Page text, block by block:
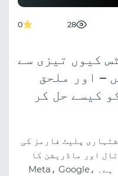
28
0
کیوں تیزی سے
– اور ملحق
کیسے حل کر
پلیٹ فارمز کی
اور ماڈریشن کا
عمل نمایاں طور پر سخت ہو چکا ہے۔ Meta، Google،